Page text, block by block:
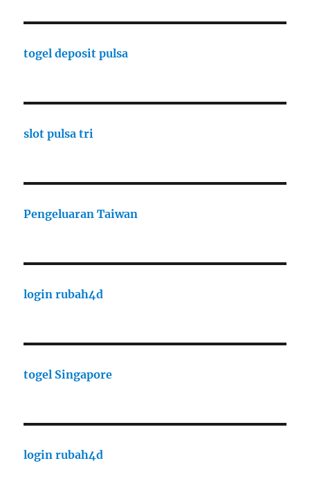
togel deposit pulsa
slot pulsa tri
Pengeluaran Taiwan
login rubah4d
togel Singapore
login rubah4d